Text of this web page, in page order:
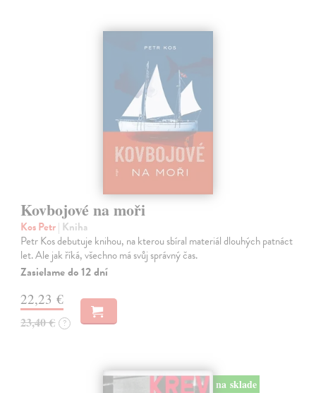
Kovbojové na moři
Kos Petr| Kniha
Petr Kos debutuje knihou, na kterou sbíral materiál dlouhých patnáct
let. Ale jak říká, všechno má svůj správný čas.
Zasielame do 12 dní
22,23 €
23,40 € ?
na sklade